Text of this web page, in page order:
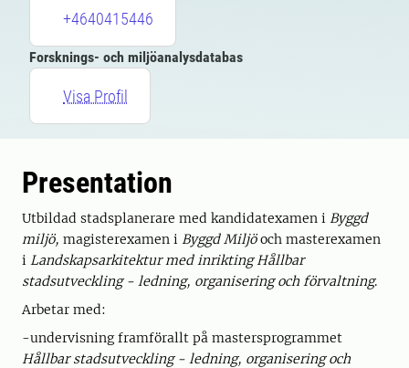
+4640415446
Forsknings- och miljöanalysdatabas
Visa Profil
Presentation
Utbildad stadsplanerare med kandidatexamen i Byggd
miljö, magisterexamen i Byggd Miljöoch masterexamen
i Landskapsarkitektur med inrikting Hållbar
stadsutveckling - ledning, organisering och förvaltning.
Arbetar med:
-undervisning framförallt på mastersprogrammet
Hållbar stadsutveckling - ledning, organisering och